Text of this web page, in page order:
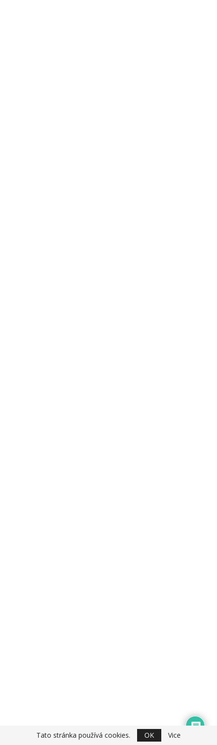
Tato stránka používá cookies. OK Vice